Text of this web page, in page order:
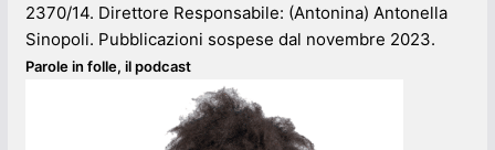
2370/14. Direttore Responsabile: (Antonina) Antonella
Sinopoli. Pubblicazioni sospese dal novembre 2023.
Parole in folle, il podcast